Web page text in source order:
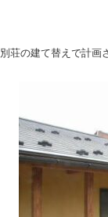
別荘の建て替えで計画